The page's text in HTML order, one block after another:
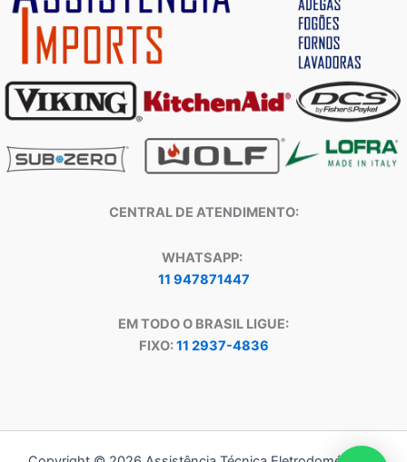
CENTRAL DE ATENDIMENTO:
WHATSAPP:
11 947871447
EM TODO O BRASIL LIGUE:
FIXO:11 2937-4836